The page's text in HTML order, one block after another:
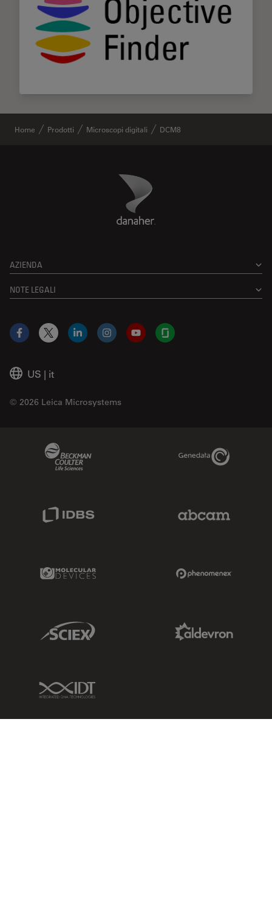
Home Prodotti Microscopi digitali DCM8
Danaher Logo
AZIENDA
NOTE LEGALI
US | it
© 2026 Leica Microsystems
Facebook
X LinkedInInstagramYouTubeGlassdoor
Genedata Link
Molecular Devices Link
Sciex Link
IDT Link